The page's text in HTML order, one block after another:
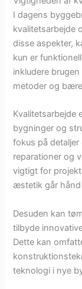
I dagens
kvalitetsarbejde
disse aspekter,
kun er
inkludere
metoder og
Kvalitetsarbejde
bygninger og
fokus på
reparationer og
vigtigt for
æstetik går hånd
Desuden kan
tilbyde
Dette kan
teknologi i nye